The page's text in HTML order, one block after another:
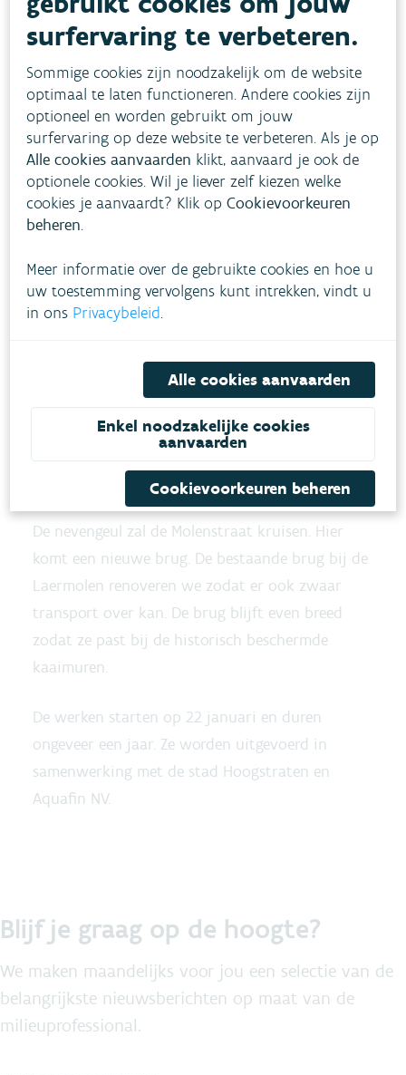
Voorbeeld van vistrappen (op de rivier de Aa)
Rustplek voor wandelaars
ingericht voor zachte recreatie. Er komen
wandelpaden en een extra voetgangersbrug om
aan het water wordt gebouwd, brengt passanten
dichter bij de Mark. Overstroombare graslanden
verhogen de biodiversiteitswaarde.
Nieuwe brug over de nevengeul en
renovatie Molenbrug
De nevengeul zal de Molenstraat kruisen. Hier
komt een nieuwe brug. De bestaande brug bij de
Laermolen renoveren we zodat er ook zwaar
transport over kan. De brug blijft even breed
zodat ze past bij de historisch beschermde
kaaimuren.
De werken starten op 22 januari en duren
ongeveer een jaar. Ze worden uitgevoerd in
samenwerking met de stad Hoogstraten en
Aquafin NV.
Blijf je graag op de hoogte?
We maken maandelijks voor jou een selectie van de
belangrijkste nieuwsberichten op maat van de
milieuprofessional.
surfervaring te verbeteren.
Sommige cookies zijn noodzakelijk om de website
optimaal te laten functioneren. Andere cookies zijn
optioneel en worden gebruikt om jouw
surfervaring op deze website te verbeteren. Als je op
Alle cookies aanvaarden klikt, aanvaard je ook de
optionele cookies. Wil je liever zelf kiezen welke
cookies je aanvaardt? Klik opCookievoorkeuren
beheren.
Meer informatie over de gebruikte cookies en hoe u
uw toestemming vervolgens kunt intrekken, vindt u
in ons Privacybeleid.
Alle cookies aanvaarden
Enkel noodzakelijke cookies
aanvaarden
Cookievoorkeuren beheren